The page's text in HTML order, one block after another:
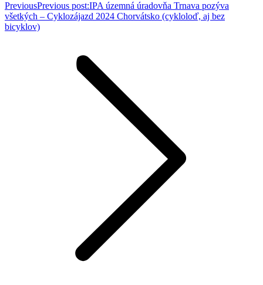
PreviousPrevious post:IPA územná úradovňa Trnava pozýva
všetkých – Cyklozájazd 2024 Chorvátsko (cykloloď, aj bez
bicyklov)